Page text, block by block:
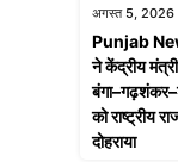
अगस्त 5, 2026
Punjab
ने केंद्रीय
को राष्ट्रीय
दोहराया